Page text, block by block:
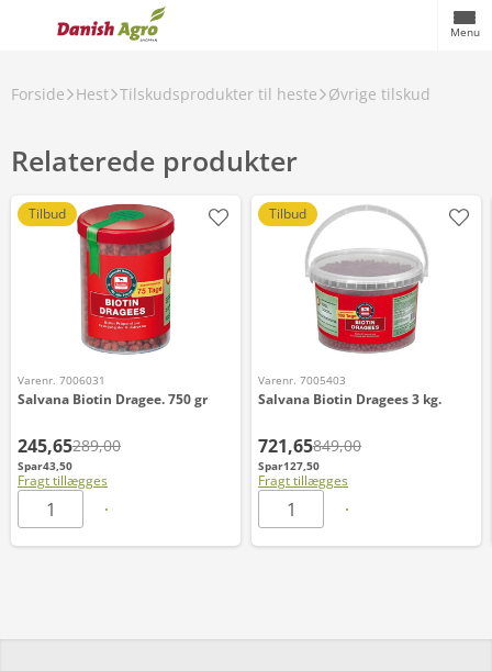
Menu
Forside Hest Tilskudsprodukter til heste Øvrige tilskud
Relaterede produkter
Tilbud
Varenr. 7006031
Salvana Biotin Dragee. 750 gr
245,65289,00
Spar43,50
Fragt tillægges
Tilbud
Varenr. 7005403
Salvana Biotin Dragees 3 kg.
721,65849,00
Spar127,50
Fragt tillægges